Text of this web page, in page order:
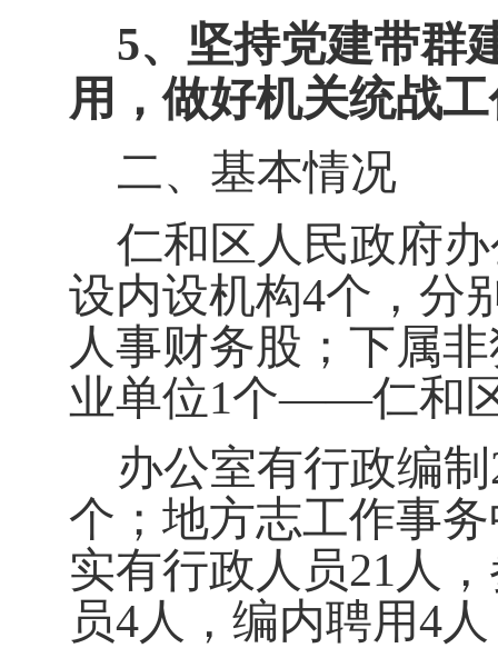
5、坚持党建带群
用，做好机关统战
二、基本情况
仁和区人民政府
设内设机构4个，分
人事财务股；下属
业单位1个——仁和
办公室有行政编
个；地方志工作事
实有行政人员21人
员4人，编内聘用4